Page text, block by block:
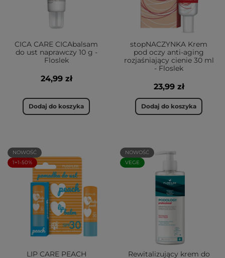
CICA CARE CICAbalsam
do ust naprawczy 10 g -
Floslek
24,99 zł
Dodaj do koszyka
stopNACZYNKA Krem
pod oczy anti-aging
rozjaśniający cienie 30 ml
- Floslek
23,99 zł
Dodaj do koszyka
NOWOŚĆ
1+1-50%
LIP CARE PEACH
NOWOŚĆ
VEGE
Rewitalizujący krem do